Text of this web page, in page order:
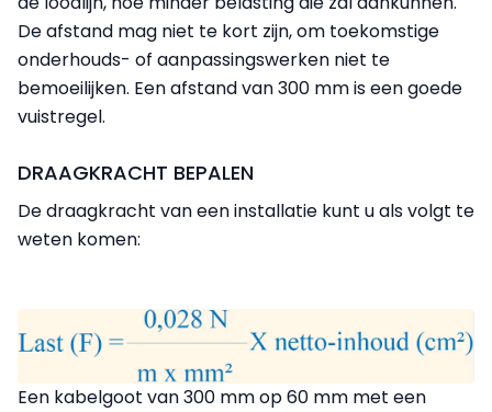
De afstand mag niet te kort zijn, om toekomstige
onderhouds- of aanpassingswerken niet te
bemoeilijken. Een afstand van 300 mm is een goede
vuistregel.
DRAAGKRACHT BEPALEN
De draagkracht van een installatie kunt u als volgt te
weten komen:
Een kabelgoot van 300 mm op 60 mm met een